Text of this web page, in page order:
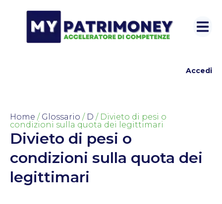
Accedi
Home / Glossario / D / Divieto di pesi o
condizioni sulla quota dei legittimari
Divieto di pesi o
condizioni sulla quota dei
legittimari